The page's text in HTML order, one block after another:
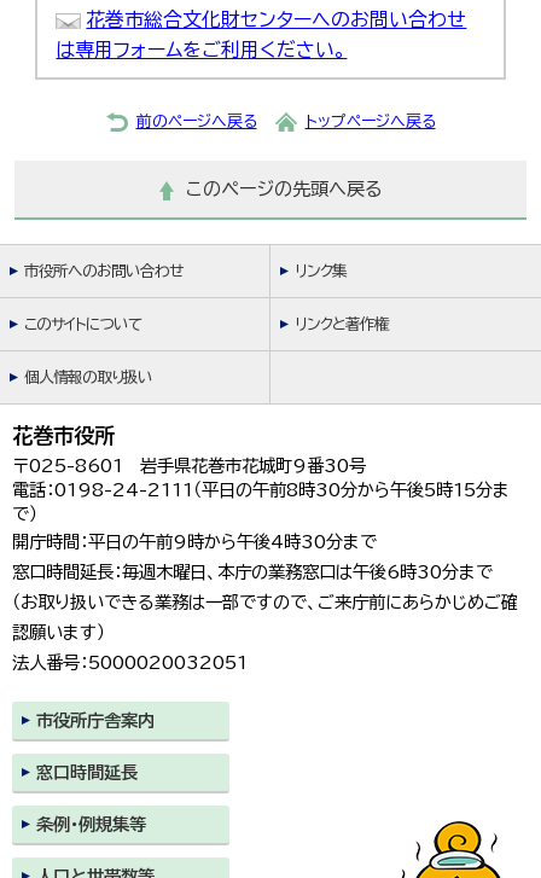
花巻市総合文化財センターへのお問い合わせ
は専用フォームをご利用ください。
前のページへ戻る トップページへ戻る
このページの先頭へ戻る
市役所へのお問い合わせ リンク集
このサイトについて リンクと著作権
個人情報の取り扱い
花巻市役所
〒025-8601 岩手県花巻市花城町9番30号
電話：0198-24-2111（平日の午前8時30分から午後5時15分ま
で）
開庁時間：平日の午前9時から午後4時30分まで
窓口時間延長：毎週木曜日、本庁の業務窓口は午後6時30分まで
（お取り扱いできる業務は一部ですので、ご来庁前にあらかじめご確
認願います）
法人番号：5000020032051
市役所庁舎案内
窓口時間延長
条例・例規集等